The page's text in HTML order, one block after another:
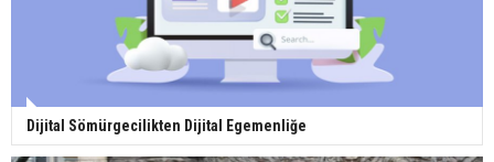
Dijital Sömürgecilikten Dijital Egemenliğe